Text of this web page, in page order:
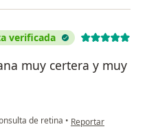
verificada
muy certera y muy
de retina • en opinión del
Reportar